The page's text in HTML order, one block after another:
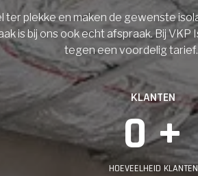
ter plekke en maken de gewenste
is bij ons ook echt afspraak. Bij
tegen een voordelig
KLANTEN
0 +
HOEVEELHEID KLANTEN